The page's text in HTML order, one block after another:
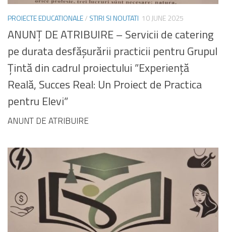
PROIECTE EDUCATIONALE/ STIRI SI NOUTATI 10 JUNE 2025
ANUNȚ DE ATRIBUIRE – Servicii de catering
pe durata desfășurării practicii pentru Grupul
Țintă din cadrul proiectului ”Experiență
Reală, Succes Real: Un Proiect de Practica
pentru Elevi”
ANUNT DE ATRIBUIRE